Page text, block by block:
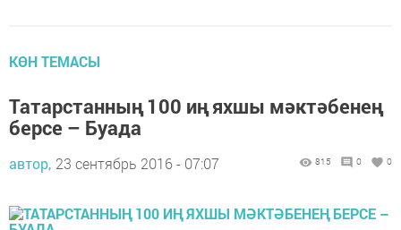
КӨН ТЕМАСЫ
Татарстанның 100 иң яхшы мәктәбенең
берсе – Буада
автор, 23 сентябрь 2016 - 07:07 815 0 0